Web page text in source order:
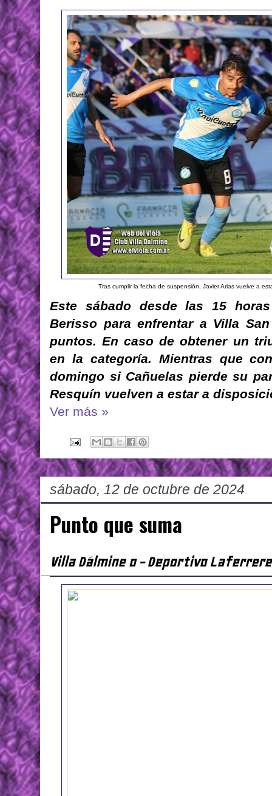
Tras cumplir la fecha de suspensión, Javier Arias vuelve a
Este sábado desde las 15
Berisso para enfrentar a Villa
puntos. En caso de obtener un
en la categoría. Mientras que
domingo si Cañuelas pierde su
Resquín vuelven a estar a
Ver más »
sábado, 12 de octubre de 2024
Punto que suma
Villa Dálmine 0 - Deportivo